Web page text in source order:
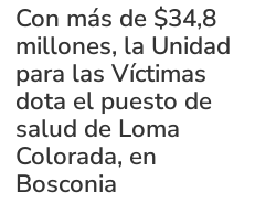
Con más de $34,8
millones, la Unidad
para las Víctimas
dota el puesto de
salud de Loma
Colorada, en
Bosconia